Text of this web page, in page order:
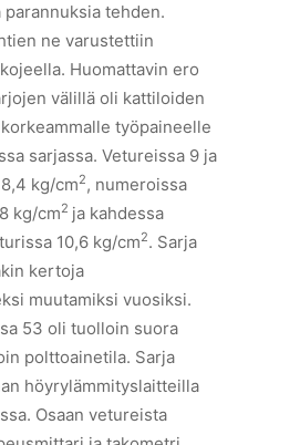
tehden.
ne varustettiin
Huomattavin ero
välillä oli kattiloiden
työpaineelle
sarjassa. Vetureissa 9 ja
kg/cm2, numeroissa
kg/cm2 ja kahdessa
10,6 kg/cm2. Sarja
kertoja
muutamiksi vuosiksi.
53 oli tuolloin suora
polttoainetila. Sarja
höyrylämmityslaitteilla
Osaan vetureista